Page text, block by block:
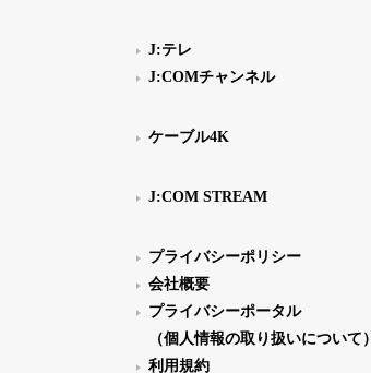
J:テレ
J:COMチャンネル
ケーブル4K
J:COM STREAM
プライバシーポリシー
会社概要
プライバシーポータル
（個人情報の取り扱いについて）
利用規約